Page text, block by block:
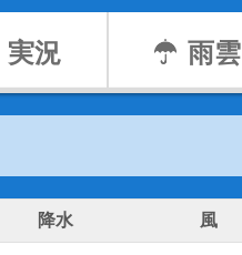
実況 雨雲
降水 風